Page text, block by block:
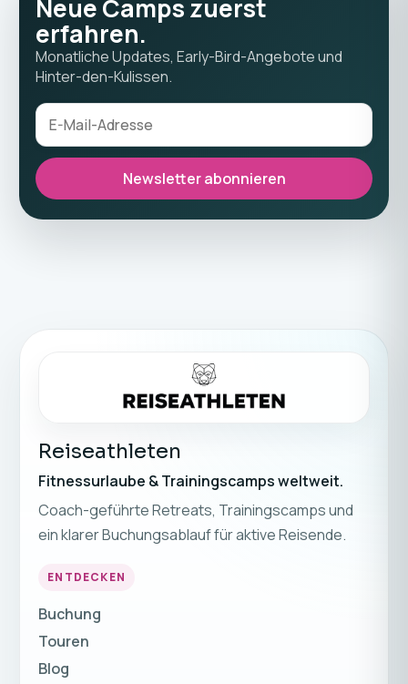
Neue Camps zuerst
erfahren.
Monatliche Updates, Early-Bird-Angebote und
Hinter-den-Kulissen.
Newsletter abonnieren
Reiseathleten
Fitnessurlaube & Trainingscamps weltweit.
Coach-geführte Retreats, Trainingscamps und
ein klarer Buchungsablauf für aktive Reisende.
ENTDECKEN
Buchung
Touren
Blog